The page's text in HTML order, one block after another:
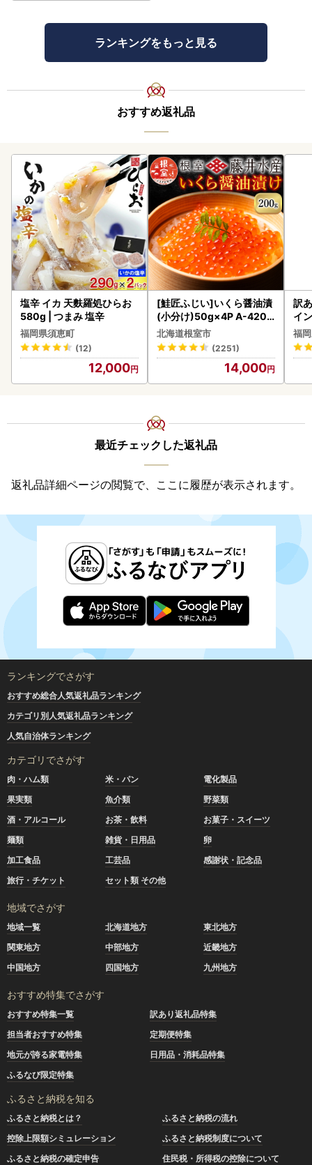
ランキングをもっと見る
おすすめ返礼品
塩辛 イカ 天麩羅処ひらお
580g | つまみ 塩辛
福岡県須恵町
(12)
12,000
[鮭匠ふじい]いくら醤油漬
(小分け)50g×4P A-4209
5
北海道根室市
(2251)
14,000
訳
イ
福
最近チェックした返礼品
返礼品詳細ページの閲覧で、ここに履歴が表示されます。
ランキングでさがす
おすすめ総合人気返礼品ランキング
カテゴリ別人気返礼品ランキング
人気自治体ランキング
カテゴリでさがす
肉・ハム類 米・パン
電化製品
果実類
魚介類
野菜類
酒・アルコール
お茶・飲料
お菓子・スイーツ
麺類
雑貨・日用品
卵
加工食品
工芸品
感謝状・記念品
旅行・チケット
セット類 その他
地域でさがす
地域一覧 北海道地方
東北地方
関東地方
中部地方
近畿地方
中国地方
四国地方 九州地方
おすすめ特集でさがす
おすすめ特集一覧
訳あり返礼品特集
担当者おすすめ特集
定期便特集
地元が誇る家電特集
日用品・消耗品特集
ふるなび限定特集
ふるさと納税を知る
ふるさと納税とは？
ふるさと納税の流れ
控除上限額シミュレーション
ふるさと納税制度について
ふるさと納税の確定申告
住民税・所得税の控除について